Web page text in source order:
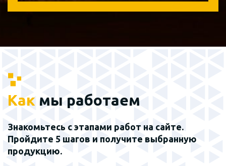
Как мы работаем
Знакомьтесь с этапами работ на сайте.
Пройдите 5 шагов и получите выбранную
продукцию.